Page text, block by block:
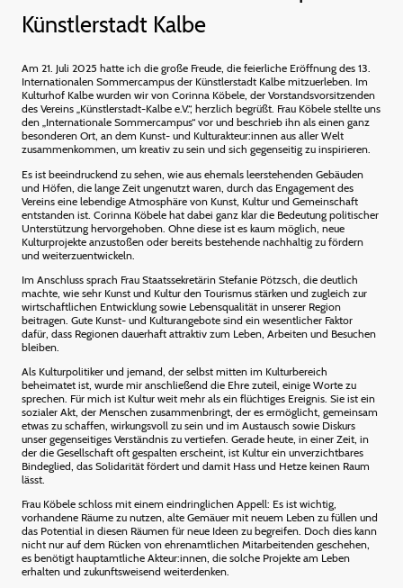
Künstlerstadt Kalbe
Am 21. Juli 2025 hatte ich die große Freude, die feierliche Eröffnung des 13.
Internationalen Sommercampus der Künstlerstadt Kalbe mitzuerleben. Im
Kulturhof Kalbe wurden wir von Corinna Köbele, der Vorstandsvorsitzenden
des Vereins „Künstlerstadt-Kalbe e.V.“, herzlich begrüßt. Frau Köbele stellte uns
den „Internationale Sommercampus“ vor und beschrieb ihn als einen ganz
besonderen Ort, an dem Kunst- und Kulturakteur:innen aus aller Welt
zusammenkommen, um kreativ zu sein und sich gegenseitig zu inspirieren.
Es ist beeindruckend zu sehen, wie aus ehemals leerstehenden Gebäuden
und Höfen, die lange Zeit ungenutzt waren, durch das Engagement des
Vereins eine lebendige Atmosphäre von Kunst, Kultur und Gemeinschaft
entstanden ist. Corinna Köbele hat dabei ganz klar die Bedeutung politischer
Unterstützung hervorgehoben. Ohne diese ist es kaum möglich, neue
Kulturprojekte anzustoßen oder bereits bestehende nachhaltig zu fördern
und weiterzuentwickeln.
Im Anschluss sprach Frau Staatssekretärin Stefanie Pötzsch, die deutlich
machte, wie sehr Kunst und Kultur den Tourismus stärken und zugleich zur
wirtschaftlichen Entwicklung sowie Lebensqualität in unserer Region
beitragen. Gute Kunst- und Kulturangebote sind ein wesentlicher Faktor
dafür, dass Regionen dauerhaft attraktiv zum Leben, Arbeiten und Besuchen
bleiben.
Als Kulturpolitiker und jemand, der selbst mitten im Kulturbereich
beheimatet ist, wurde mir anschließend die Ehre zuteil, einige Worte zu
sprechen. Für mich ist Kultur weit mehr als ein flüchtiges Ereignis. Sie ist ein
sozialer Akt, der Menschen zusammenbringt, der es ermöglicht, gemeinsam
etwas zu schaffen, wirkungsvoll zu sein und im Austausch sowie Diskurs
unser gegenseitiges Verständnis zu vertiefen. Gerade heute, in einer Zeit, in
der die Gesellschaft oft gespalten erscheint, ist Kultur ein unverzichtbares
Bindeglied, das Solidarität fördert und damit Hass und Hetze keinen Raum
lässt.
Frau Köbele schloss mit einem eindringlichen Appell: Es ist wichtig,
vorhandene Räume zu nutzen, alte Gemäuer mit neuem Leben zu füllen und
das Potential in diesen Räumen für neue Ideen zu begreifen. Doch dies kann
nicht nur auf dem Rücken von ehrenamtlichen Mitarbeitenden geschehen,
es benötigt hauptamtliche Akteur:innen, die solche Projekte am Leben
erhalten und zukunftsweisend weiterdenken.